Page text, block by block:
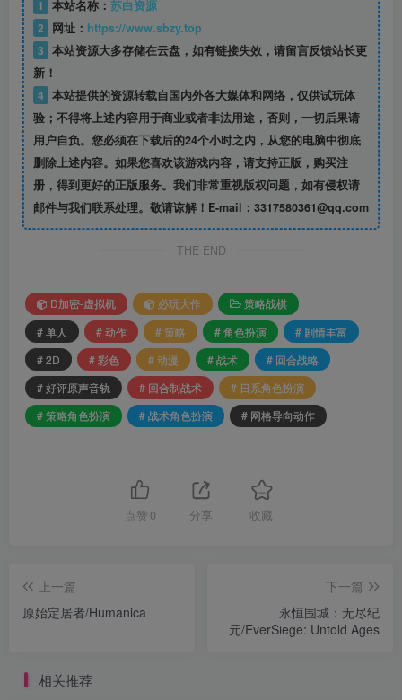
1 本站名称： 苏白资源
2
网址： https://www.sbzy.top
3 本站资源大多存储在云盘，如有链接失效，请留言反馈站长更
新！
4 本站提供的资源转载自国内外各大媒体和网络，仅供试玩体
验；不得将上述内容用于商业或者非法用途，否则，一切后果请
用户自负。您必须在下载后的24个小时之内，从您的电脑中彻底
删除上述内容。如果您喜欢该游戏内容，请支持正版，购买注
册，得到更好的正版服务。我们非常重视版权问题，如有侵权请
邮件与我们联系处理。敬请谅解！E-mail：3317580361@qq.com
THE END
D加密-虚拟机 必玩大作
策略战棋
# 单人
# 动作 # 策略 # 角色扮演
# 剧情丰富
# 2D
# 彩色 # 动漫 # 战术
# 回合战略
# 好评原声音轨
# 回合制战术
# 日系角色扮演
# 策略角色扮演
# 战术角色扮演 # 网格导向动作
点赞 0 分享 收藏
上一篇
原始定居者/Humanica
下一篇
永恒围城：无尽纪
元/EverSiege: Untold Ages
相关推荐